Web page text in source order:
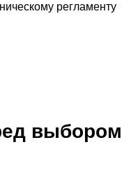
регламенту
выбором